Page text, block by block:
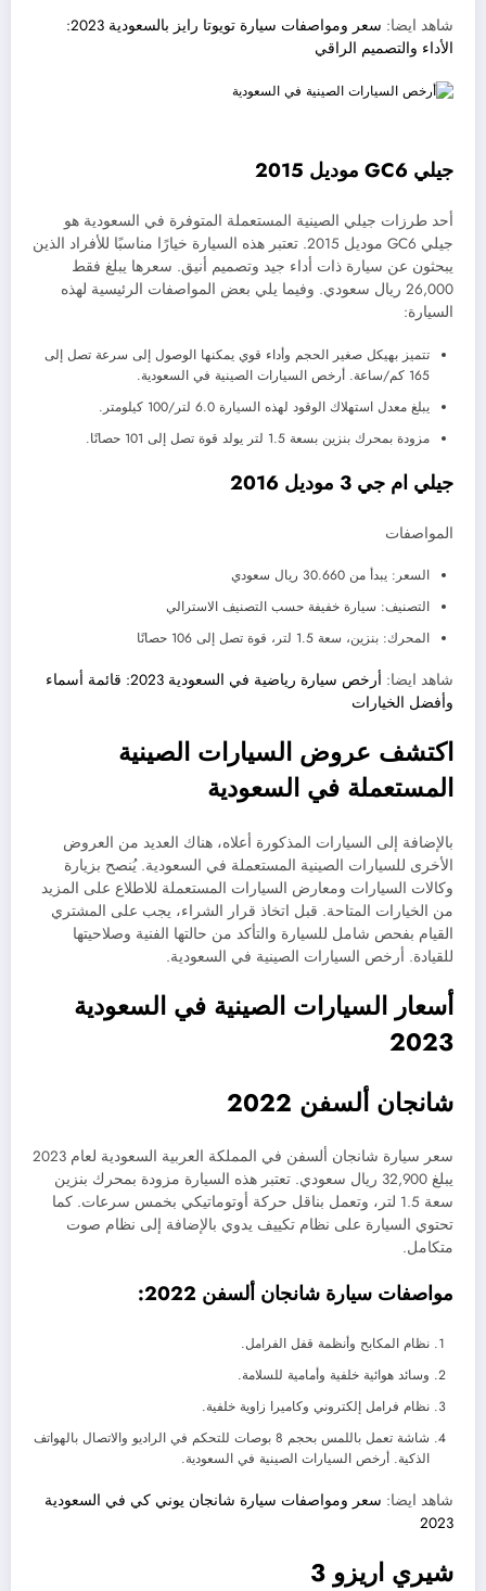
شاهد ايضا:
سعر ومواصفات سيارة تويوتا رايز بالسعودية 2023:
الأداء والتصميم الراقي
جيلي GC6 موديل 2015
أحد طرزات جيلي الصينية المستعملة المتوفرة في السعودية هو
جيلي GC6 موديل 2015. تعتبر هذه السيارة خيارًا مناسبًا للأفراد الذين
يبحثون عن سيارة ذات أداء جيد وتصميم أنيق. سعرها يبلغ فقط
26,000 ريال سعودي. وفيما يلي بعض المواصفات الرئيسية لهذه
السيارة:
تتميز بهيكل صغير الحجم وأداء قوي يمكنها الوصول إلى سرعة تصل إلى
165 كم/ساعة. أرخص السيارات الصينية في السعودية.
يبلغ معدل استهلاك الوقود لهذه السيارة 6.0 لتر/100 كيلومتر.
مزودة بمحرك بنزين بسعة 1.5 لتر يولد قوة تصل إلى 101 حصانًا.
جيلي ام جي 3 موديل 2016
المواصفات
السعر: يبدأ من 30.660 ريال سعودي
التصنيف: سيارة خفيفة حسب التصنيف الاسترالي
المحرك: بنزين، سعة 1.5 لتر، قوة تصل إلى 106 حصانًا
شاهد ايضا:
أرخص سيارة رياضية في السعودية 2023: قائمة أسماء
وأفضل الخيارات
اكتشف عروض السيارات الصينية
المستعملة في السعودية
بالإضافة إلى السيارات المذكورة أعلاه، هناك العديد من العروض
الأخرى للسيارات الصينية المستعملة في السعودية. يُنصح بزيارة
وكالات السيارات ومعارض السيارات المستعملة للاطلاع على المزيد
من الخيارات المتاحة. قبل اتخاذ قرار الشراء، يجب على المشتري
القيام بفحص شامل للسيارة والتأكد من حالتها الفنية وصلاحيتها
للقيادة. أرخص السيارات الصينية في السعودية.
أسعار السيارات الصينية في السعودية
2023
شانجان ألسفن 2022
سعر سيارة شانجان ألسفن في المملكة العربية السعودية لعام 2023
يبلغ 32,900 ريال سعودي. تعتبر هذه السيارة مزودة بمحرك بنزين
سعة 1.5 لتر، وتعمل بناقل حركة أوتوماتيكي بخمس سرعات. كما
تحتوي السيارة على نظام تكييف يدوي بالإضافة إلى نظام صوت
متكامل.
مواصفات سيارة شانجان ألسفن 2022:
نظام المكابح وأنظمة قفل الفرامل.
وسائد هوائية خلفية وأمامية للسلامة.
نظام فرامل إلكتروني وكاميرا زاوية خلفية.
شاشة تعمل باللمس بحجم 8 بوصات للتحكم في الراديو والاتصال بالهواتف
الذكية. أرخص السيارات الصينية في السعودية.
شاهد ايضا: سعر ومواصفات سيارة شانجان يوني كي في السعودية
2023
شيري اريزو 3